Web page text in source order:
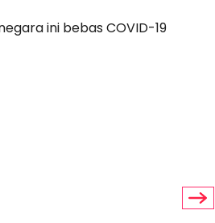
ini bebas COVID-19